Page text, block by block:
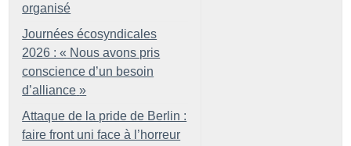
organisé
Journées écosyndicales
2026 : « Nous avons pris
conscience d’un besoin
d’alliance »
Attaque de la pride de Berlin :
faire front uni face à l’horreur